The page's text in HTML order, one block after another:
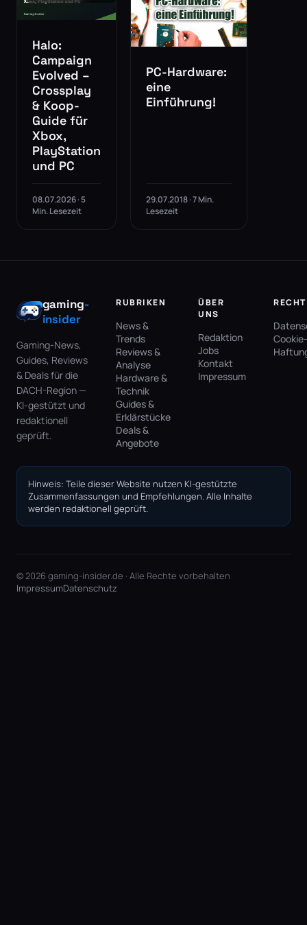
Halo:
Campaign
Evolved –
Crossplay
& Koop-
Guide für
Xbox,
PlayStation
und PC
08.07.2026 · 5
Min. Lesezeit
PC-Hardware:
eine
Einführung!
29.07.2018 · 7 Min.
Lesezeit
gaming-
insider
Gaming-News,
Guides, Reviews
& Deals für die
DACH-Region —
KI-gestützt und
redaktionell
geprüft.
RUBRIKEN
News &
Trends
Reviews &
Analyse
Hardware &
Technik
Guides &
Erklärstücke
Deals &
Angebote
ÜBER
UNS
Redaktion
Jobs
Kontakt
Impressum
Hinweis: Teile dieser Website nutzen KI-gestützte
Zusammenfassungen und Empfehlungen. Alle Inhalte
werden redaktionell geprüft.
© 2026 gaming-insider.de · Alle Rechte vorbehalten
ImpressumDatenschutz